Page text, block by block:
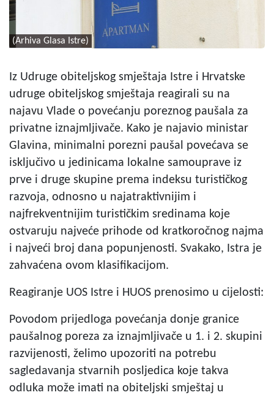
(Arhiva Glasa Istre)
Iz Udruge obiteljskog smještaja Istre i Hrvatske
udruge obiteljskog smještaja reagirali su na
najavu Vlade o povećanju poreznog paušala za
privatne iznajmljivače. Kako je najavio ministar
Glavina, minimalni porezni paušal povećava se
isključivo u jedinicama lokalne samouprave iz
prve i druge skupine prema indeksu turističkog
razvoja, odnosno u najatraktivnijim i
najfrekventnijim turističkim sredinama koje
ostvaruju najveće prihode od kratkoročnog najma
i najveći broj dana popunjenosti. Svakako, Istra je
zahvaćena ovom klasifikacijom.
Reagiranje UOS Istre i HUOS prenosimo u cijelosti:
Povodom prijedloga povećanja donje granice
paušalnog poreza za iznajmljivače u 1. i 2. skupini
razvijenosti, želimo upozoriti na potrebu
sagledavanja stvarnih posljedica koje takva
odluka može imati na obiteljski smještaj u